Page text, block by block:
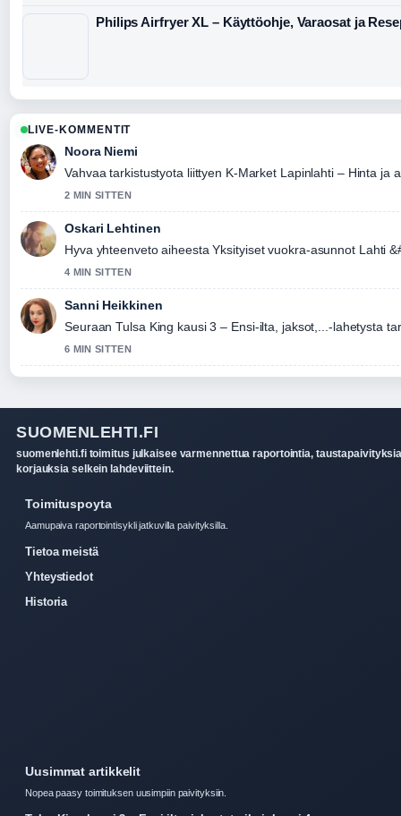
Philips Airfryer XL – Käyttöohje, Varaosat ja
LIVE-KOMMENTIT
Noora Niemi
Vahvaa tarkistustyota liittyen K-Market Lapinlahti – Hinta ja
2 MIN SITTEN
Oskari Lehtinen
Hyva yhteenveto aiheesta Yksityiset vuokra-asunnot Lahti
4 MIN SITTEN
Sanni Heikkinen
Seuraan Tulsa King kausi 3 – Ensi-ilta, jaksot,...-lahetysta
6 MIN SITTEN
SUOMENLEHTI.FI
suomenlehti.fi toimitus julkaisee varmennettua raportointia,
korjauksia selkein lahdeviittein.
Toimituspoyta
Aamupaiva raportointisykli jatkuvilla paivityksilla.
Tietoa meistä
Yhteystiedot
Historia
Uusimmat artikkelit
Nopea paasy toimituksen uusimpiin paivityksiin.